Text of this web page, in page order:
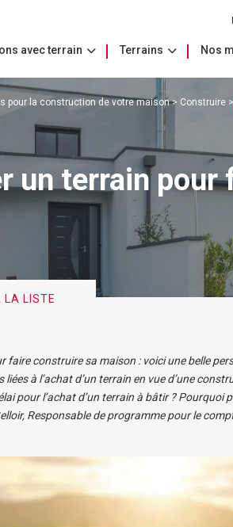
avec terrain Terrains Nos
pour la construction de votre maison> Construire >
un terrain
LA LISTE
faire construire sa maison : voici une belle
liées à l’achat d’un terrain en vue d’une
pour l’achat d’un terrain à bâtir ? Pourquoi
Responsable de programme pour le